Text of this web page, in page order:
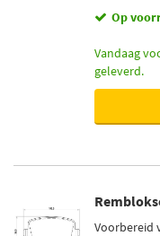
Op
Vandaag
geleverd.
Voorbereid